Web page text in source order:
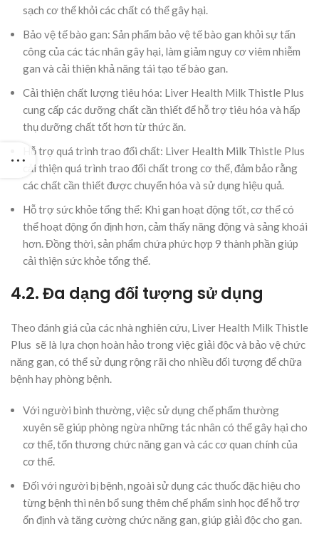
sạch cơ thể khỏi các chất có thể gây hại.
Bảo vệ tế bào gan: Sản phẩm bảo vệ tế bào gan khỏi sự tấn
công của các tác nhân gây hại, làm giảm nguy cơ viêm nhiễm
gan và cải thiện khả năng tái tạo tế bào gan.
Cải thiện chất lượng tiêu hóa: Liver Health Milk Thistle Plus
cung cấp các dưỡng chất cần thiết để hỗ trợ tiêu hóa và hấp
thụ dưỡng chất tốt hơn từ thức ăn.
Hỗ trợ quá trình trao đổi chất: Liver Health Milk Thistle Plus
cải thiện quá trình trao đổi chất trong cơ thể, đảm bảo rằng
các chất cần thiết được chuyển hóa và sử dụng hiệu quả.
Hỗ trợ sức khỏe tổng thể: Khi gan hoạt động tốt, cơ thể có
thể hoạt động ổn định hơn, cảm thấy năng động và sảng khoái
hơn. Đồng thời, sản phẩm chứa phức hợp 9 thành phần giúp
cải thiện sức khỏe tổng thể.
4.2. Đa dạng đối tượng sử dụng
Theo đánh giá của các nhà nghiên cứu, Liver Health Milk Thistle
Plus sẽ là lựa chọn hoàn hảo trong việc giải độc và bảo vệ chức
năng gan, có thể sử dụng rộng rãi cho nhiều đối tượng để chữa
bệnh hay phòng bệnh.
Với người bình thường, việc sử dụng chế phẩm thường
xuyên sẽ giúp phòng ngừa những tác nhân có thể gây hại cho
cơ thể, tổn thương chức năng gan và các cơ quan chính của
cơ thể.
Đối với người bị bệnh, ngoài sử dụng các thuốc đặc hiệu cho
từng bệnh thì nên bổ sung thêm chế phẩm sinh học để hỗ trợ
ổn định và tăng cường chức năng gan, giúp giải độc cho gan.